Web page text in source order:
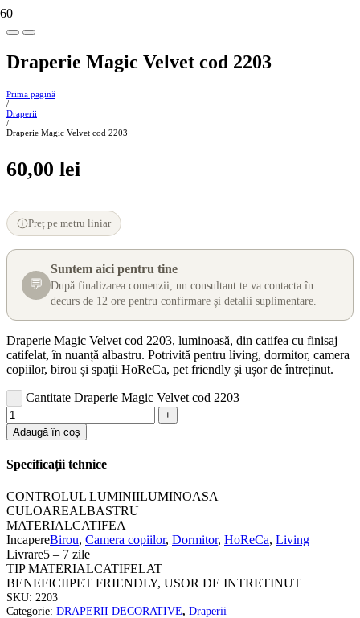
Draperie Magic Velvet cod 2203
Prima pagină
/
Draperii
/
Draperie Magic Velvet cod 2203
60,00 lei
Preț pe metru liniar
💬
Suntem aici pentru tine
După finalizarea comenzii, un consultant te va contacta în
decurs de 12 ore pentru confirmare și detalii suplimentare.
Draperie Magic Velvet cod 2203, luminoasă, din catifea cu finisaj
catifelat, în nuanță albastru. Potrivită pentru living, dormitor, camera
copiilor, birou și spații HoReCa, pet friendly și ușor de întreținut.
Cantitate Draperie Magic Velvet cod 2203
Adaugă în coș
Specificații tehnice
CONTROLUL LUMINIILUMINOASA
CULOAREALBASTRU
MATERIALCATIFEA
IncapereBirou, Camera copiilor, Dormitor, HoReCa, Living
Livrare5 – 7 zile
TIP MATERIALCATIFELAT
BENEFICIIPET FRIENDLY, USOR DE INTRETINUT
SKU: 2203
Categorie: DRAPERII DECORATIVE, Draperii